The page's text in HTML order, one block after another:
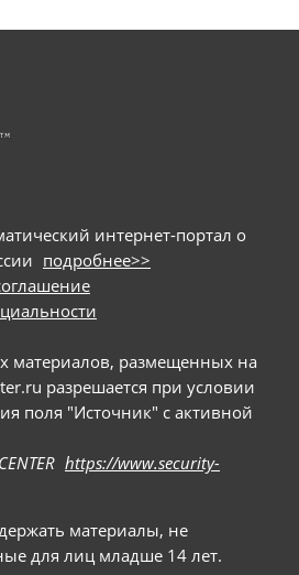
целью вредоносного ПО
они направляют
на вредоносные сайты и
для видеоконференций
интернет-портал о
подробнее>>
материалов, размещенных на
разрешается при условии
поля "Источник" с активной
https://www.security-
материалы, не
для лиц младше 14 лет.